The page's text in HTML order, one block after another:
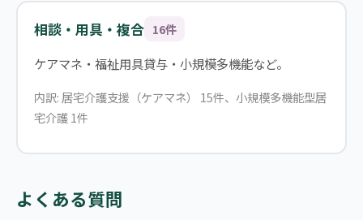
相談・用具・複合 16件
ケアマネ・福祉用具貸与・小規模多機能など。
内訳: 居宅介護支援（ケアマネ） 15件、小規模多機能型居
宅介護 1件
よくある質問